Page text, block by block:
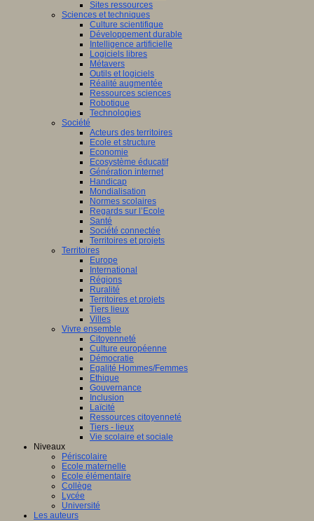
Sites ressources
Sciences et techniques
Culture scientifique
Développement durable
Intelligence artificielle
Logiciels libres
Métavers
Outils et logiciels
Réalité augmentée
Ressources sciences
Robotique
Technologies
Société
Acteurs des territoires
Ecole et structure
Economie
Ecosystème éducatif
Génération internet
Handicap
Mondialisation
Normes scolaires
Regards sur l’Ecole
Santé
Société connectée
Territoires et projets
Territoires
Europe
International
Régions
Ruralité
Territoires et projets
Tiers lieux
Villes
Vivre ensemble
Citoyenneté
Culture européenne
Démocratie
Egalité Hommes/Femmes
Ethique
Gouvernance
Inclusion
Laïcité
Ressources citoyenneté
Tiers - lieux
Vie scolaire et sociale
Niveaux
Périscolaire
Ecole maternelle
Ecole élémentaire
Collège
Lycée
Université
Les auteurs